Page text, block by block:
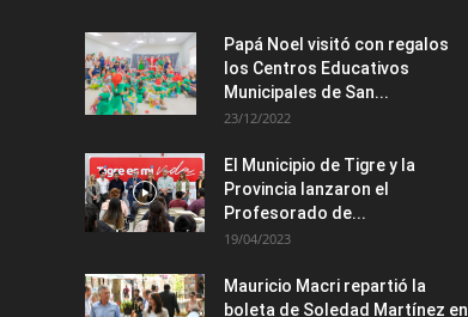
Papá Noel visitó con regalos
los Centros Educativos
Municipales de San...
23/12/2022
El Municipio de Tigre y la
Provincia lanzaron el
Profesorado de...
19/04/2023
Mauricio Macri repartió la
boleta de Soledad Martínez en